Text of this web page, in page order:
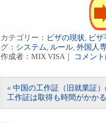
カテゴリー： ビザの現状, ビ
グ： システム, ルール, 外国人
作成者：MIX VISA｜
コメン
« 中国の工作証（旧就業証
工作証は取得も時間がかか